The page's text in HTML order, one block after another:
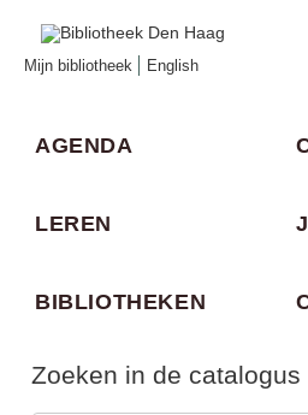
Mijn bibliotheek English
AGENDA
LEREN
BIBLIOTHEKEN
Zoeken in de catalogus